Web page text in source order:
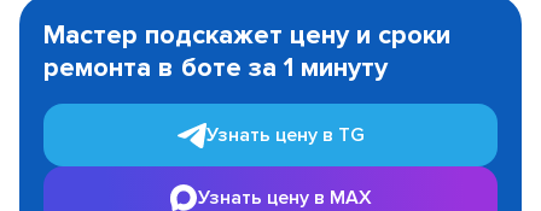
1
Мастер подскажет цену и сроки
ремонта в боте за 1 минуту
Узнать цену в TG
Узнать цену в MAX